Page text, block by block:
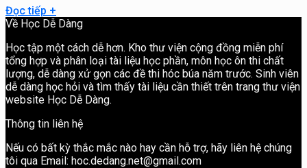
Đọc tiếp +
Về Học Dễ Dàng
Học tập một cách dễ hơn. Kho thư viện cộng đồng miễn phí
tổng hợp và phân loại tài liệu học phần, môn học ôn thi chất
lượng, dễ dàng xử gọn các đề thi hóc búa năm trước. Sinh viên
dễ dàng học hỏi và tìm thấy tài liệu cần thiết trên trang thư viện
website Học Dễ Dàng.
Thông tin liên hệ
Nếu có bất kỳ thắc mắc nào hay cần hỗ trợ, hãy liên hệ chúng
tôi qua Email: hoc.dedang.net@gmail.com